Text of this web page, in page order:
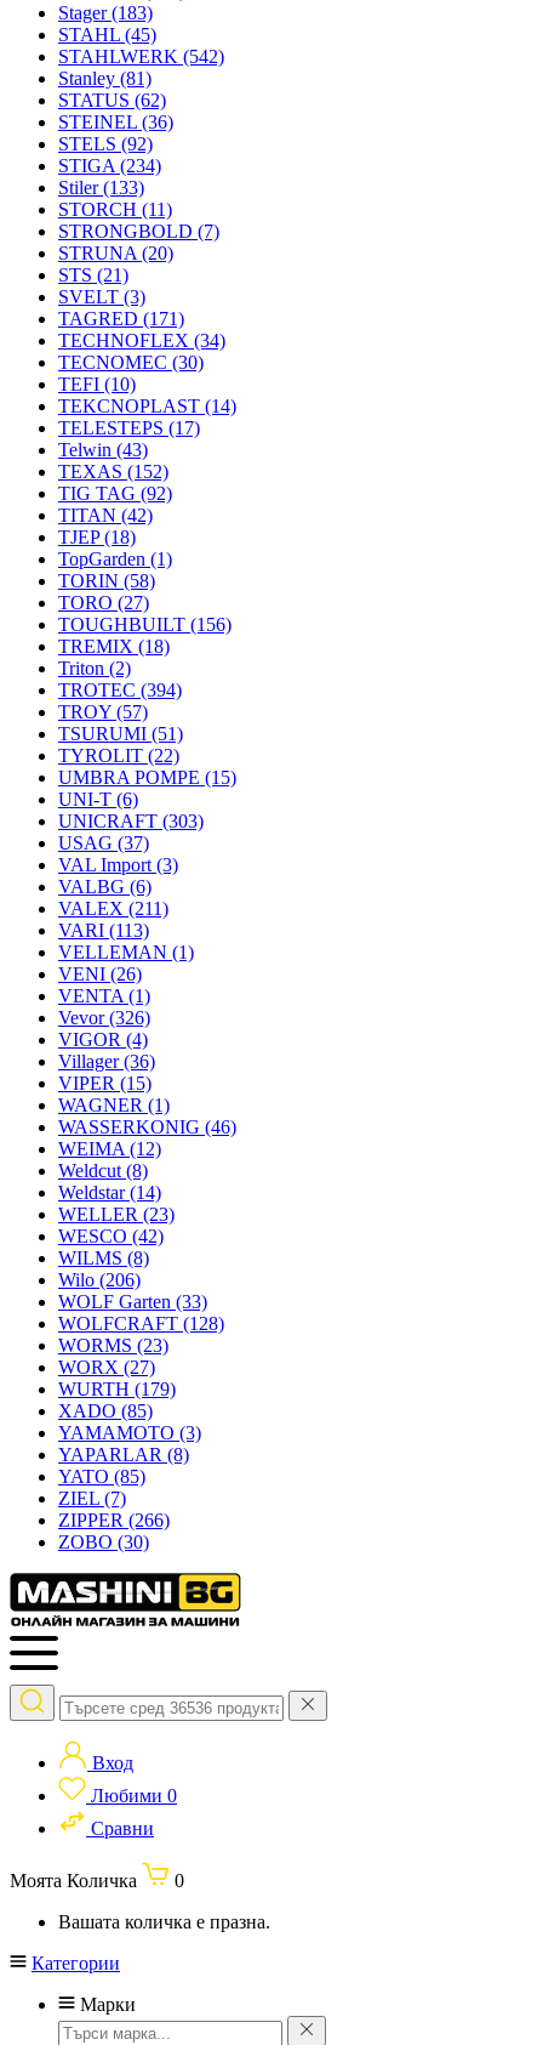
Stager(183)
STAHL (45)
STAHLWERK (542)
Stanley (81)
STATUS (62)
STEINEL (36)
STELS (92)
STIGA (234)
Stiler(133)
STORCH (11)
STRONGBOLD (7)
STRUNA (20)
STS (21)
SVELT (3)
TAGRED (171)
TECHNOFLEX (34)
TECNOMEC (30)
TEFI (10)
TEKCNOPLAST (14)
TELESTEPS (17)
Telwin (43)
TEXAS (152)
TIG TAG (92)
TITAN (42)
TJEP(18)
TopGarden (1)
TORIN (58)
TORO (27)
TOUGHBUILT (156)
TREMIX (18)
Triton (2)
TROTEC (394)
TROY (57)
TSURUMI (51)
TYROLIT (22)
UMBRA POMPE (15)
UNI-T (6)
UNICRAFT (303)
USAG (37)
VAL Import (3)
VALBG (6)
VALEX (211)
VARI (113)
VELLEMAN (1)
VENI (26)
VENTA (1)
Vevor(326)
VIGOR (4)
Villager(36)
VIPER (15)
WAGNER (1)
WASSERKONIG (46)
WEIMA (12)
Weldcut (8)
Weldstar(14)
WELLER (23)
WESCO (42)
WILMS (8)
Wilo (206)
WOLF Garten (33)
WOLFCRAFT (128)
WORMS (23)
WORX (27)
WURTH (179)
XADO (85)
YAMAMOTO (3)
YAPARLAR (8)
YATO (85)
ZIEL (7)
ZIPPER (266)
ZOBO (30)
Вход
Любими 0
Сравни
Моята Количка
0
Вашата количка е празна.
Категории
Марки